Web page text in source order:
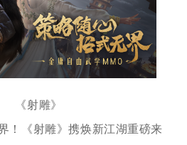
《射雕》
！《射雕》携焕新江湖重磅来